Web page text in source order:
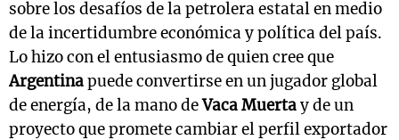
sobre los desafíos de la petrolera estatal en medio
de la incertidumbre económica y política del país.
Lo hizo con el entusiasmo de quien cree que
Argentinapuede convertirse en un jugador global
de energía, de la mano deVaca Muertay de un
proyecto que promete cambiar el perfil exportador